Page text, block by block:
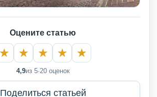
Оцените статью
4,9из 5·20 оценок
Поделиться статьей